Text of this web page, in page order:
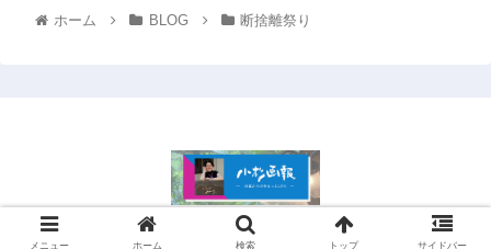
ホーム BLOG 断捨離祭り
© 2021 .
メニュー ホーム 検索 トップ サイドバー